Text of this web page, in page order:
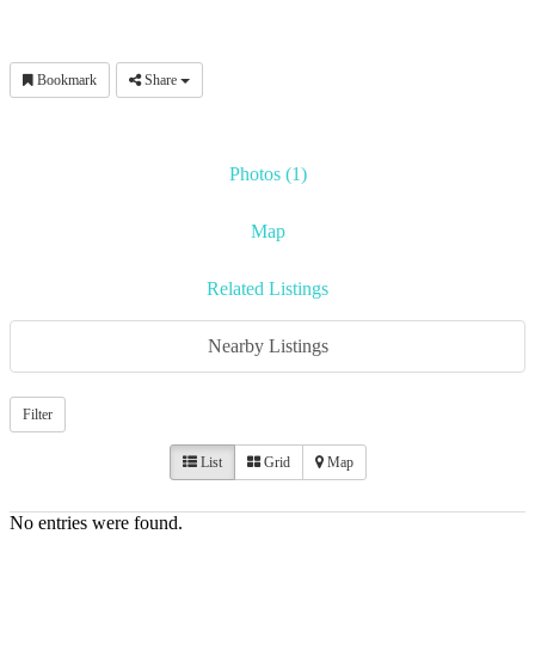
Bookmark Share
Photos (1)
Map
Related Listings
Nearby Listings
Filter
List Grid Map
No entries were found.